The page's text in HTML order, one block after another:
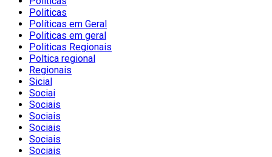
Politicas
Políticas em Geral
Politicas em geral
Politicas Regionais
Poltica regional
Regionais
Sicial
Sociai
Sociais
Sociais
Sociais
Sociais
Sociais